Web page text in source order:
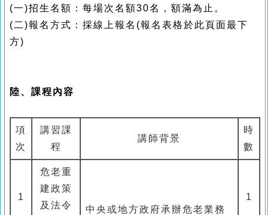
(一)招生名額：每場次名額30名，額滿為止。
(二)報名方式：採線上報名(報名表格於此頁面最下
方)
陸、課程內容
項
次
講習課
程
講師背景
時
數
1
危老重
建政策
及法令
中央或地方政府承辦危老業務
1